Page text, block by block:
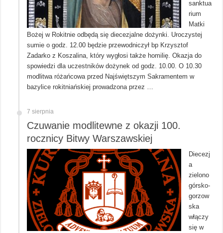
sanktua
rium
Matki
Bożej w Rokitnie odbędą się diecezjalne dożynki. Uroczystej
sumie o godz. 12.00 będzie przewodniczył bp Krzysztof
Zadarko z Koszalina, który wygłosi także homilię. Okazja do
spowiedzi dla uczestników dożynek od godz. 10.00. O 10.30
modlitwa różańcowa przed Najświętszym Sakramentem w
bazylice rokitniańskiej prowadzona przez …
7 sierpnia
Czuwanie modlitewne z okazji 100.
rocznicy Bitwy Warszawskiej
Diecezj
a
zielono
górsko-
gorzow
ska
włączy
się w